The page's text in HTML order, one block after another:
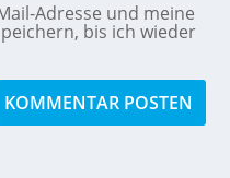
Adresse und meine
bis ich wieder